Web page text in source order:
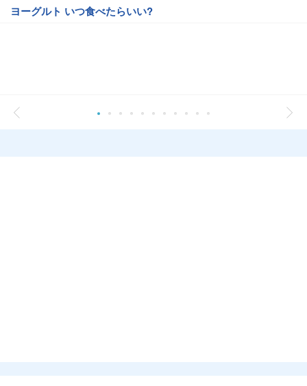
ヨーグルト いつ食べたらいい?